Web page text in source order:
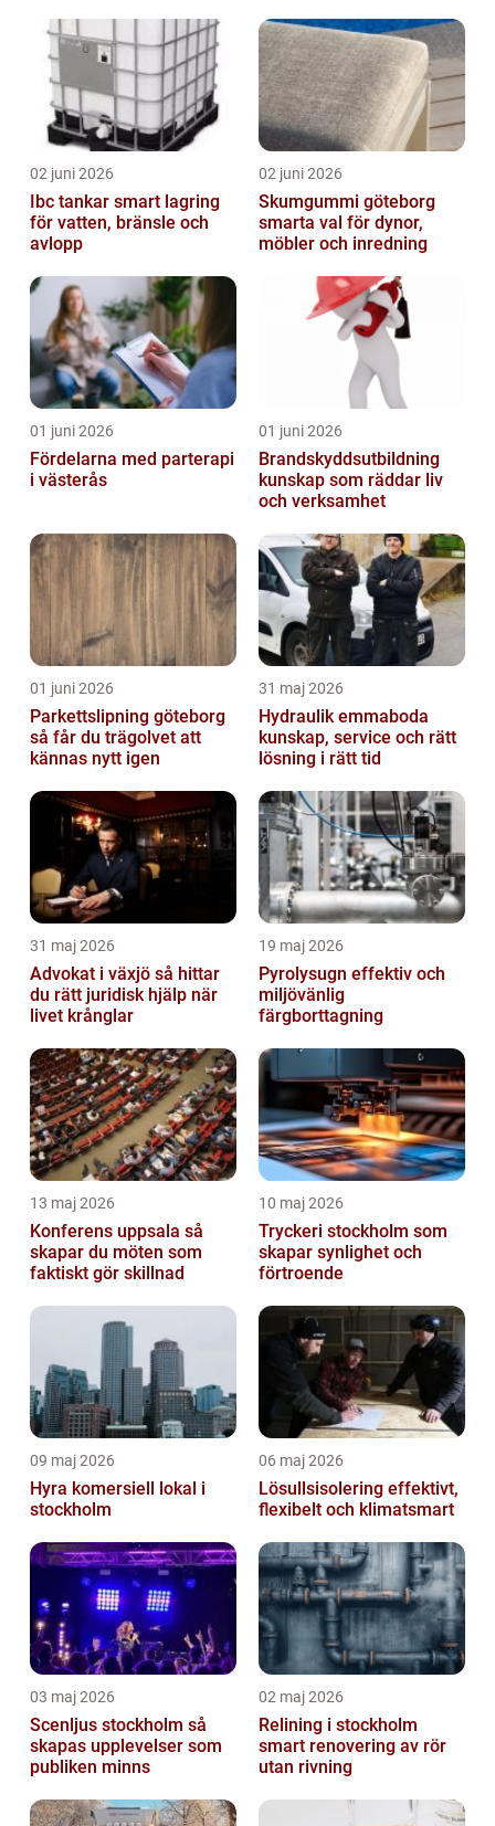
02 juni 2026
Ibc tankar smart lagring
för vatten, bränsle och
avlopp
02 juni 2026
Skumgummi göteborg
smarta val för dynor,
möbler och inredning
01 juni 2026
Fördelarna med parterapi
i västerås
01 juni 2026
Brandskyddsutbildning
kunskap som räddar liv
och verksamhet
01 juni 2026
Parkettslipning göteborg
så får du trägolvet att
kännas nytt igen
31 maj 2026
Hydraulik emmaboda
kunskap, service och rätt
lösning i rätt tid
31 maj 2026
Advokat i växjö så hittar
du rätt juridisk hjälp när
livet krånglar
19 maj 2026
Pyrolysugn effektiv och
miljövänlig
färgborttagning
13 maj 2026
Konferens uppsala så
skapar du möten som
faktiskt gör skillnad
10 maj 2026
Tryckeri stockholm som
skapar synlighet och
förtroende
09 maj 2026
Hyra komersiell lokal i
stockholm
06 maj 2026
Lösullsisolering effektivt,
flexibelt och klimatsmart
03 maj 2026
Scenljus stockholm så
skapas upplevelser som
publiken minns
02 maj 2026
Relining i stockholm
smart renovering av rör
utan rivning